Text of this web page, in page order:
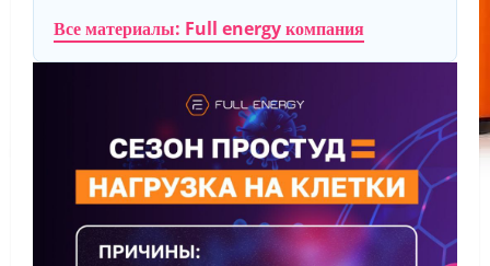
Все материалы: Full energy компания